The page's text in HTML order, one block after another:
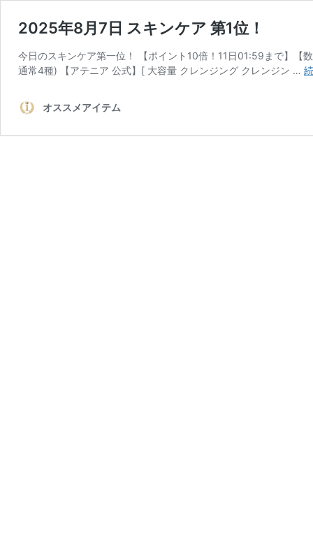
2025年8月7日 スキンケア 第1位！
今日のスキンケア第一位！ 【ポイント10倍！11日01:59まで】【
通常4種) 【アテニア 公式】[ 大容量 クレンジング クレンジン …
オススメアイテム